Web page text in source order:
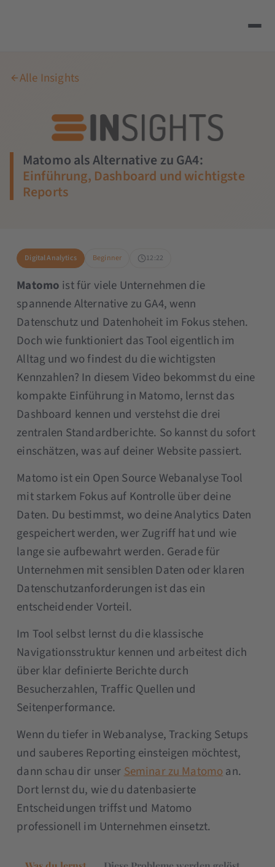
Alle Insights
Matomo als Alternative zu GA4:
Einführung, Dashboard und wichtigste
Reports
Digital Analytics Beginner 12:22
Matomo ist für viele Unternehmen die
spannende Alternative zu GA4, wenn
Datenschutz und Datenhoheit im Fokus stehen.
Doch wie funktioniert das Tool eigentlich im
Alltag und wo findest du die wichtigsten
Kennzahlen? In diesem Video bekommst du eine
kompakte Einführung in Matomo, lernst das
Dashboard kennen und verstehst die drei
zentralen Standardberichte. So kannst du sofort
einschätzen, was auf deiner Website passiert.
Matomo ist ein Open Source Webanalyse Tool
mit starkem Fokus auf Kontrolle über deine
Daten. Du bestimmst, wo deine Analytics Daten
gespeichert werden, wer Zugriff hat und wie
lange sie aufbewahrt werden. Gerade für
Unternehmen mit sensiblen Daten oder klaren
Datenschutzanforderungen ist das ein
entscheidender Vorteil.
Im Tool selbst lernst du die klassische
Navigationsstruktur kennen und arbeitest dich
über klar definierte Berichte durch
Besucherzahlen, Traffic Quellen und
Seitenperformance.
Wenn du tiefer in Webanalyse, Tracking Setups
und sauberes Reporting einsteigen möchtest,
dann schau dir unserSeminar zu Matomoan.
Dort lernst du, wie du datenbasierte
Entscheidungen triffst und Matomo
professionell im Unternehmen einsetzt.